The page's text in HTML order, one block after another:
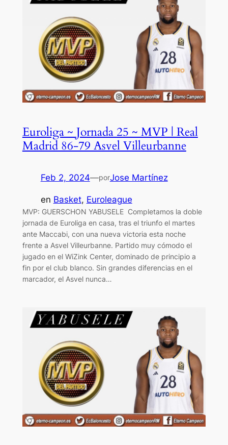
Euroliga ~ Jornada 25 ~ MVP | Real
Madrid 86-79 Asvel Villeurbanne
Feb 2, 2024—porJose Martínez
en Basket, Euroleague
MVP: GUERSCHON YABUSELE Completamos la doble
jornada de Euroliga en casa, tras el triunfo el martes
ante Maccabi, con una nueva victoria esta noche
frente a Asvel Villeurbanne. Partido muy cómodo el
jugado en el WiZink Center, dominado de principio a
fin por el club blanco. Sin grandes diferencias en el
marcador, el Asvel nunca…